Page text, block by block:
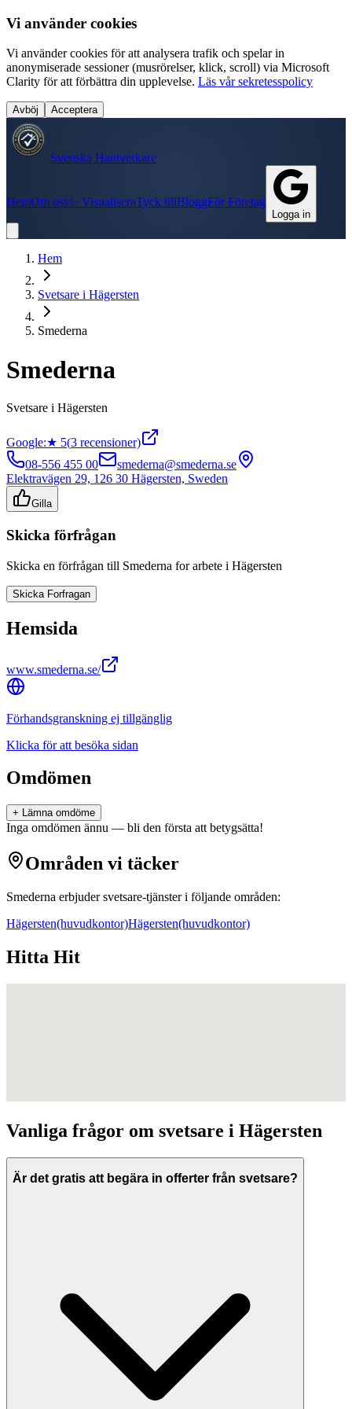
Vi använder cookies
Vi använder cookies för att analysera trafik och spelar in
anonymiserade sessioner (musrörelser, klick, scroll) via Microsoft
Clarity för att förbättra din upplevelse. Läs vår sekretesspolicy
Avböj Acceptera
Svenska Hantverkare
HemOm oss✨ VisualiseraTyck tillBloggFör Företag
Logga in
Hem
Svetsare i Hägersten
Smederna
Smederna
Svetsare i Hägersten
Google:★ 5(3 recensioner)
08-556 455 00
smederna@smederna.se
Elektravägen 29, 126 30 Hägersten, Sweden
Gilla
Skicka förfrågan
Skicka en förfrågan till Smederna for arbete i Hägersten
Skicka Forfragan
Hemsida
www.smederna.se/
Förhandsgranskning ej tillgänglig
Klicka för att besöka sidan
Omdömen
+ Lämna omdöme
Inga omdömen ännu — bli den första att betygsätta!
Områden vi täcker
Smederna erbjudersvetsare-tjänster i följande områden:
Hägersten(huvudkontor)Hägersten(huvudkontor)
Hitta Hit
Vanliga frågor om svetsare i Hägersten
Är det gratis att begära in offerter från svetsare?